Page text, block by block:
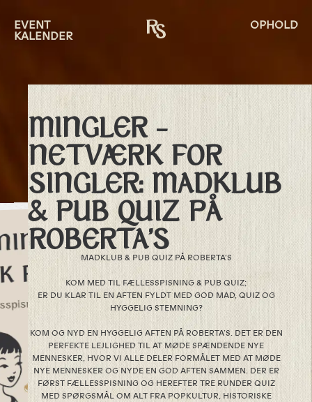
EVENT
KALENDER
OPHOLD
MINGLER –
NETVÆRK FOR
SINGLER: MADKLUB
& PUB QUIZ PÅ
ROBERTA’S
MADKLUB & PUB QUIZ PÅ ROBERTA’S
KOM MED TIL FÆLLESSPISNING & PUB QUIZ;
ER DU KLAR TIL EN AFTEN FYLDT MED GOD MAD, QUIZ OG
HYGGELIG STEMNING?
KOM OG NYD EN HYGGELIG AFTEN PÅ ROBERTA’S. DET ER DEN
PERFEKTE LEJLIGHED TIL AT MØDE SPÆNDENDE NYE
MENNESKER, HVOR VI ALLE DELER FORMÅLET MED AT MØDE
NYE MENNESKER OG NYDE EN GOD AFTEN SAMMEN. DER ER
FØRST FÆLLESSPISNING OG HEREFTER TRE RUNDER QUIZ
MED SPØRGSMÅL OM ALT FRA POPKULTUR, HISTORISKE